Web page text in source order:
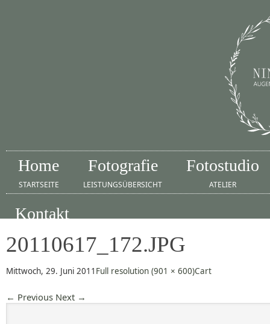
Home
STARTSEITE
Fotografie
LEISTUNGSÜBERSICHT
Fotostudio
ATELIER
Kontakt
20110617_172.JPG
Mittwoch, 29. Juni 2011 Full resolution (901 × 600)Cart
← Previous Next →